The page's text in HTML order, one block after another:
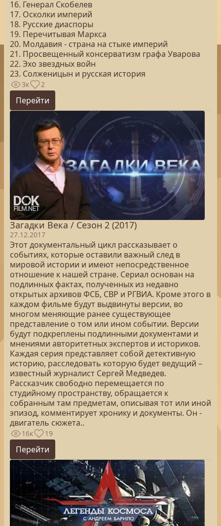
16. Генерал Скобелев
17. Осколки империй
18. Русские диаспоры
19. Перечитывая Маркса
20. Молдавия - страна на стыке империй
21. Просвещенный консерватизм графа Уварова
22. Эхо звездных войн
23. Солженицын и русская история
3к 2
Перейти
Загадки Века / Сезон 2 (2017)
27.12.2017
Этот документальный цикл рассказывает о
событиях, которые оставили важный след в
мировой истории и имеют непосредственное
отношение к нашей стране. Сериал основан на
подлинных фактах, полученных из недавно
открытых архивов ФСБ, СВР и РГВИА. Кроме этого в
каждом фильме будут выдвинуты версии, во
многом меняющие ранее существующее
представление о том или ином событии. Версии
будут подкреплены подлинными документами и
мнениями авторитетных экспертов и историков.
Каждая серия представляет собой детективную
историю, расследовать которую будет ведущий –
известный журналист Сергей Медведев.
Рассказчик свободно перемещается по
студийному пространству, обращается к
собранным там предметам, описывая тот или иной
эпизод, комментирует хронику и документы. Он -
двигатель сюжета..
16к 19
Перейти